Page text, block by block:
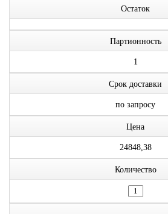
Остаток
Партионность
1
Срок доставки
по запросу
Цена
24848,38
Количество